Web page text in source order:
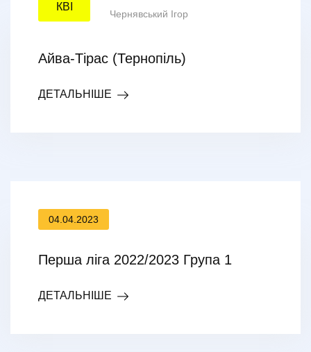
КВІ
Чернявський Ігор
Айва-Тірас (Тернопіль)
ДЕТАЛЬНІШЕ
04.04.2023
Перша ліга 2022/2023 Група 1
ДЕТАЛЬНІШЕ